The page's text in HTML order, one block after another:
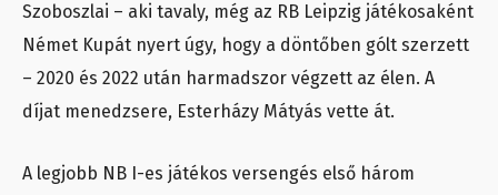
Szoboszlai – aki tavaly, még az RB Leipzig játékosaként
Német Kupát nyert úgy, hogy a döntőben gólt szerzett
– 2020 és 2022 után harmadszor végzett az élen. A
díjat menedzsere, Esterházy Mátyás vette át.
A legjobb NB I-es játékos versengés első három